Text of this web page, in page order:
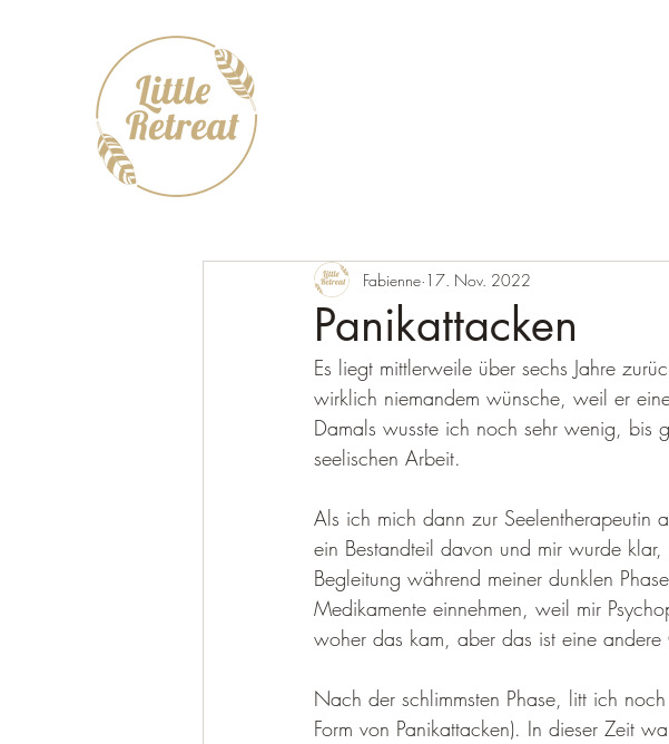
Panikattacken
Fabienne 17. Nov. 2022
Es liegt mittlerweile über sechs Jahre
wirklich niemandem wünsche, weil er
Damals wusste ich noch sehr wenig, bis
seelischen Arbeit.
Als ich mich dann zur Seelentherapeutin
ein Bestandteil davon und mir wurde
Begleitung während meiner dunklen
Medikamente einnehmen, weil mir
woher das kam, aber das ist eine andere
Nach der schlimmsten Phase, litt ich
Form von Panikattacken). In dieser Zeit